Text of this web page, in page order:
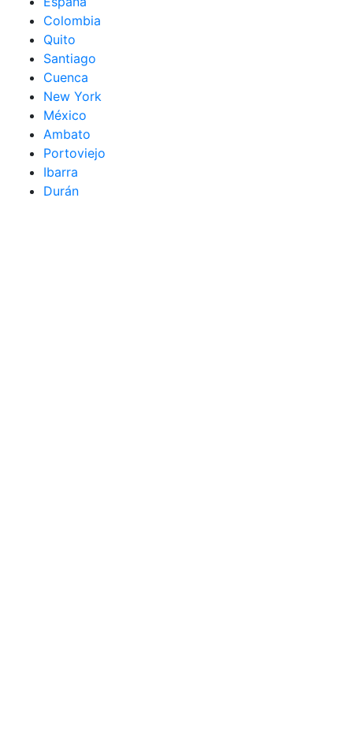
Colombia
Quito
Santiago
Cuenca
New York
México
Ambato
Portoviejo
Ibarra
Durán